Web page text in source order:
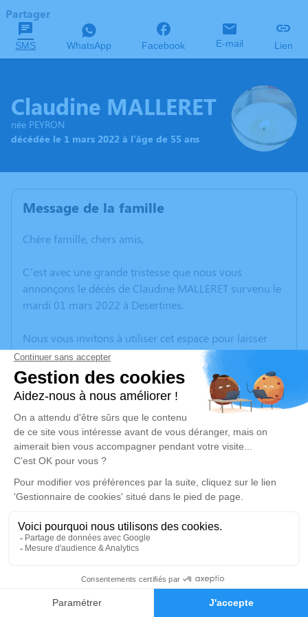
Faire-part Hommages
Partager
SMS WhatsApp Facebook E-mail Lien
Claudine MALLERET
née PEYRON
décédée le 1 mars 2022 à l'âge de 55 ans
Message de la famille
Chère famille, chers amis,
C’est avec une grande tristesse que nous vous
annonçons le décès de Claudine MALLERET survenu le
mardi 01 mars 2022 à Desertines.
Nous vous invitons à utiliser cet espace pour laisser
vos condoléances, partager des photos souvenirs, une
anecdote ou exprimer vos pensées à travers des
poèmes ou des textes. Cet endroit est un lieu
d'expression dédié à honorer la mémoire de Claudine
MALLERET.
Un service de plantation d’arbre hommage est
disponible ici.
Je rends hommage
Crémation
Crématorium de Montluçon de Domérat
70 Avenue Ambroise Croizat